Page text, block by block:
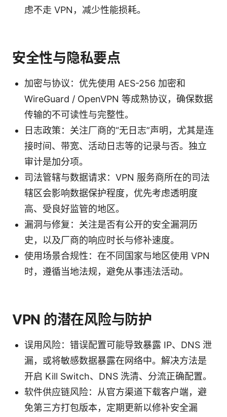
虑不走 VPN，减少性能损耗。
安全性与隐私要点
加密与协议：优先使用 AES-256 加密和
WireGuard / OpenVPN 等成熟协议，确保数据
传输的不可读性与完整性。
日志政策：关注厂商的“无日志”声明，尤其是连
接时间、带宽、活动日志等的记录与否。独立
审计是加分项。
司法管辖与数据请求：VPN 服务商所在的司法
辖区会影响数据保护程度，优先考虑透明度
高、受良好监管的地区。
漏洞与修复：关注是否有公开的安全漏洞历
史，以及厂商的响应时长与修补速度。
使用场景合规性：在不同国家与地区使用 VPN
时，遵循当地法规，避免从事违法活动。
VPN 的潜在风险与防护
误用风险：错误配置可能导致暴露 IP、DNS 泄
漏，或将敏感数据暴露在网络中。解决方法是
开启 Kill Switch、DNS 洗清、分流正确配置。
软件供应链风险：从官方渠道下载客户端，避
免第三方打包版本，定期更新以修补安全漏